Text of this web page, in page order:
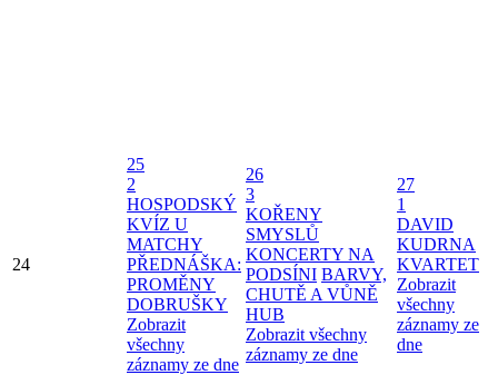
24
25
2
HOSPODSKÝ
KVÍZ U
MATCHY
PŘEDNÁŠKA:
PROMĚNY
DOBRUŠKY
Zobrazit
všechny
záznamy ze dne
26
3
KOŘENY
SMYSLŮ
KONCERTY NA
PODSÍNI BARVY,
CHUTĚ A VŮNĚ
HUB
Zobrazit všechny
záznamy ze dne
27
1
DAVID
KUDRNA
KVARTET
Zobrazit
všechny
záznamy ze
dne